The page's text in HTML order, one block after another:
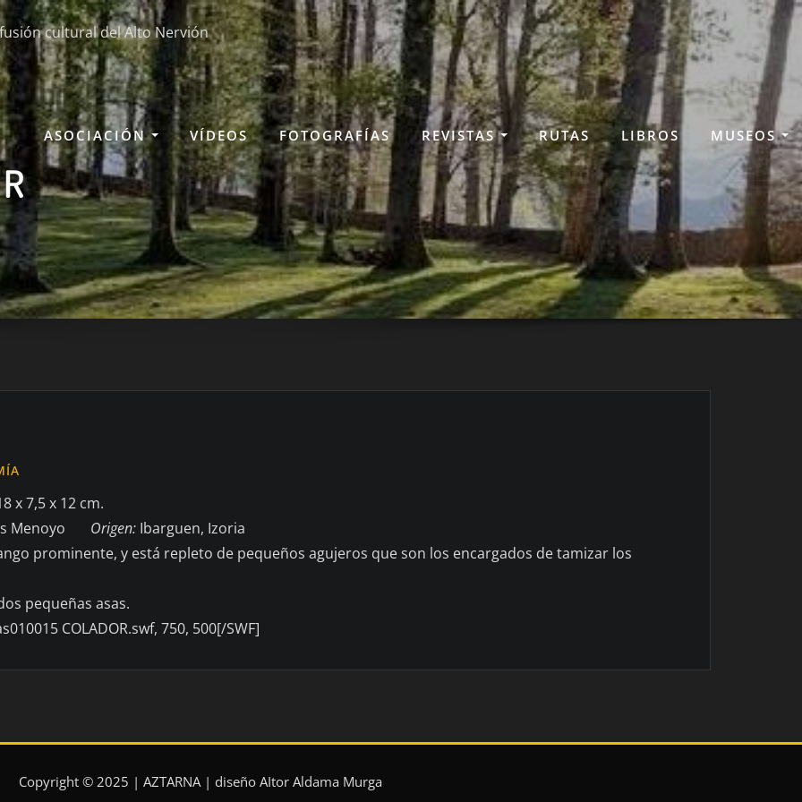
cultural del Alto Nervión
ASOCIACIÓN VÍDEOS FOTOGRAFÍAS REVISTAS RUTAS LIBROS MUSEOS
x 7,5 x 12 cm.
Menoyo Origen: Ibarguen, Izoria
prominente, y está repleto de pequeños agujeros que son los encargados de tamizar los
pequeñas asas.
COLADOR.swf, 750, 500[/SWF]
Copyright © 2025 | AZTARNA | diseño AItor Aldama Murga